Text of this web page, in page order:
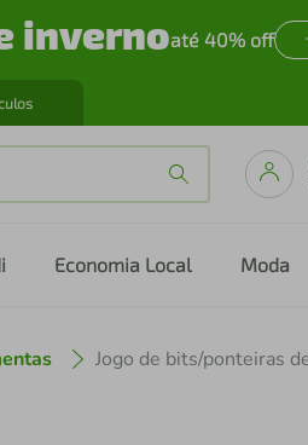
invernoaté 40% off
Economia Local Moda